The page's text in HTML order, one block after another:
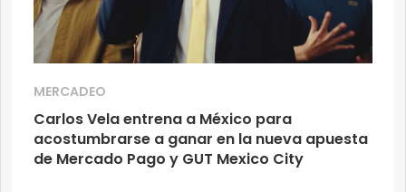
MERCADEO
Carlos Vela entrena a México para
acostumbrarse a ganar en la nueva apuesta
de Mercado Pago y GUT Mexico City